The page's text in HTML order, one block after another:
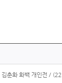
김춘화 화백 개인전 /